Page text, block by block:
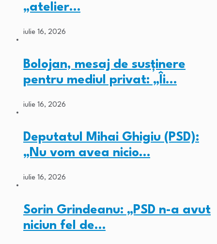
„atelier…
iulie 16, 2026
Bolojan, mesaj de susținere
pentru mediul privat: „Îi…
iulie 16, 2026
Deputatul Mihai Ghigiu (PSD):
„Nu vom avea nicio…
iulie 16, 2026
Sorin Grindeanu: „PSD n-a avut
niciun fel de…